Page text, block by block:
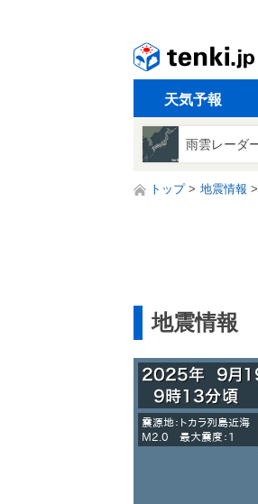
天気予報
雨雲レーダ
トップ 地震情報
地震情報